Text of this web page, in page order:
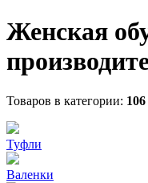
Женская
Товаров в категории: 106
Туфли
Валенки